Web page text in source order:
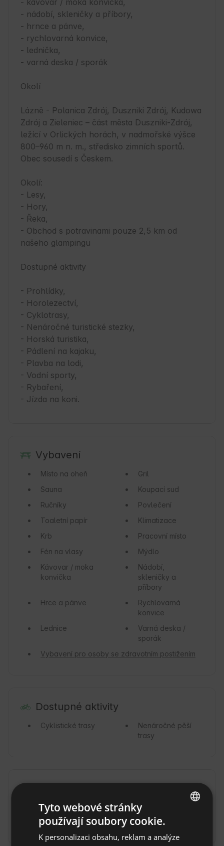
- kávovar / moka konvička,
- nádobí, skleničky a příbory,
- hrnce a pánve,
- rychlovarná konvice,
- lednička,
- varná deska / sporák
Okolí
Lázně - Polanica Zdrój, Duszniki Zdrój, Kudowa
Zdrój a Zieleniec – část města Duszniki-Zdrój,
ležící v Orlických horách, v nadmořské výšce
800–960 m n. m., středisko zimních sportů.
Obec sousedí s Českem.
Okolí:
- Lesy,
- Hory,
- Řeka,
- Obchod s potravinami pouze 2,5 km od
našeho glampingu
Dostupné aktivity
- Prohlídky,
- Horolezectví,
- Cyklotrasy,
- Nenáročné turistické stezky,
- Horská turistika,
- Pádlení na kajaku,
- Plavba na lodi,
- Vodní sporty,
- Rybaření,
- Jízda na koni.
Vybavení
Místo na oheň
Gril
Sauna
Koupací sud
Ručníky
Povlečení
Toaletní papír
Klimatizace
Krb
Pracovní místo
Fén na vlasy
Mýdlo
Kávovar / moka
konvička
Nádobí,
skleničky a
příbory
Hrce a pánve
Rychlovarná
konvice
Lednice
Varná deska /
sporák
Vybavení pro osoby se zdravotním postižením
Dostupné aktivity
Cyklistické trasy
Nenáročné pěší
trasy
Lesy
Hory
Řeka
SPANISH
Tyto webové stránky
používají soubory cookie.
K personalizaci obsahu, reklam a analýze